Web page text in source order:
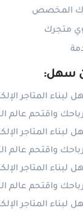
المخصص
متجرك
سهل:
المتاجر
واقتحم عالم
المتاجر
واقتحم عالم
المتاجر
واقتحم عالم
المتاجر